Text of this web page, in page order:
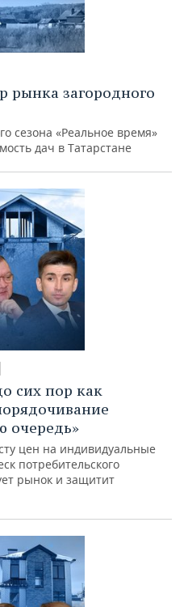
рынка загородного
сезона «Реальное время»
дач в Татарстане
сих пор как
очередь»
цен на индивидуальные
потребительского
рынок и защитит